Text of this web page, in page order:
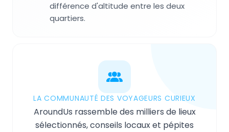
différence d'altitude entre les deux
quartiers.
LA COMMUNAUTÉ DES VOYAGEURS CURIEUX
AroundUs rassemble des milliers de lieux
sélectionnés, conseils locaux et pépites